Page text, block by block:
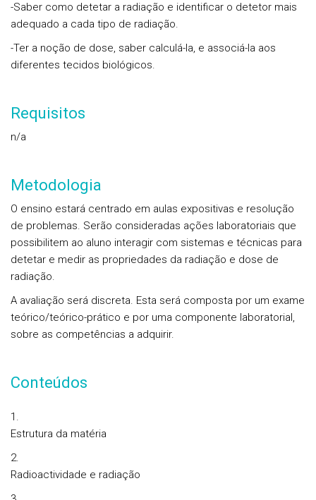
-Saber como detetar a radiação e identificar o detetor mais
adequado a cada tipo de radiação.
-Ter a noção de dose, saber calculá-la, e associá-la aos
diferentes tecidos biológicos.
Requisitos
n/a
Metodologia
O ensino estará centrado em aulas expositivas e resolução
de problemas. Serão consideradas ações laboratoriais que
possibilitem ao aluno interagir com sistemas e técnicas para
detetar e medir as propriedades da radiação e dose de
radiação.
A avaliação será discreta. Esta será composta por um exame
teórico/teórico-prático e por uma componente laboratorial,
sobre as competências a adquirir.
Conteúdos
Estrutura da matéria
Radioactividade e radiação